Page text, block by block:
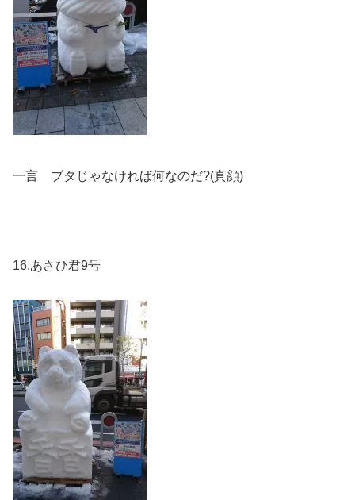
一言 ブタじゃなければ何なのだ?(真顔)
16.あさひ君9号